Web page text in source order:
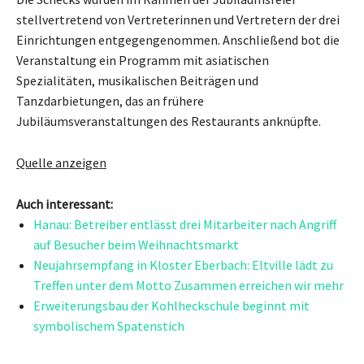
stellvertretend von Vertreterinnen und Vertretern der drei
Einrichtungen entgegengenommen. Anschließend bot die
Veranstaltung ein Programm mit asiatischen
Spezialitäten, musikalischen Beiträgen und
Tanzdarbietungen, das an frühere
Jubiläumsveranstaltungen des Restaurants anknüpfte.
Quelle anzeigen
Auch interessant:
Hanau: Betreiber entlässt drei Mitarbeiter nach Angriff
auf Besucher beim Weihnachtsmarkt
Neujahrsempfang in Kloster Eberbach: Eltville lädt zu
Treffen unter dem Motto Zusammen erreichen wir mehr
Erweiterungsbau der Kohlheckschule beginnt mit
symbolischem Spatenstich